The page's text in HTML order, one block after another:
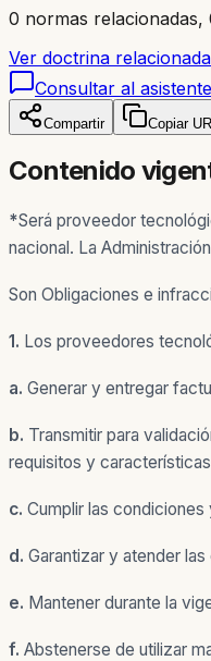
0 normas
Ver doctrina relacionada
Consultar al
Compartir Copiar URL
Contenido
*Será proveedor
nacional. La
Son Obligaciones e
1. Los proveedores
a. Generar y entregar
b. Transmitir para
requisitos y
c. Cumplir las
d. Garantizar y atender
e. Mantener durante la
f. Abstenerse de utilizar